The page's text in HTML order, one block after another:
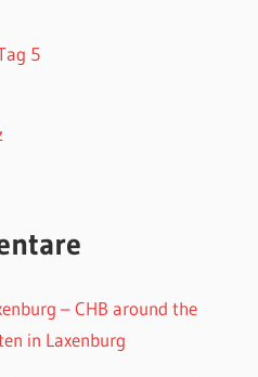
5
– CHB around the
in Laxenburg